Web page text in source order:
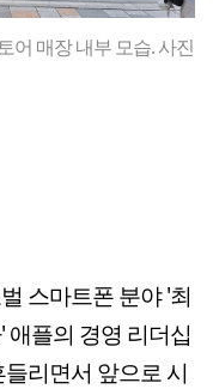
어 매장 내부 모습. 사진
스마트폰 분야 '최
애플의 경영 리더십
들리면서 앞으로 시